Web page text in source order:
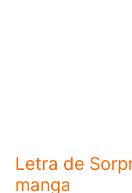
Letra de
manga